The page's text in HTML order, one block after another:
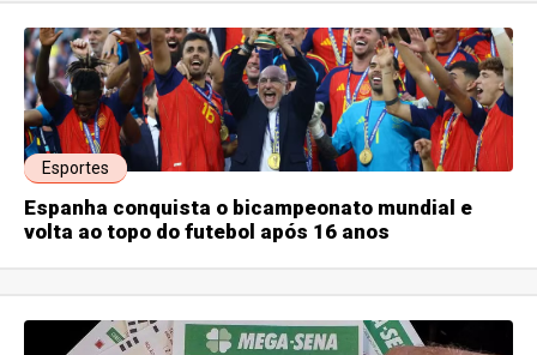
Esportes
Espanha conquista o bicampeonato mundial e
volta ao topo do futebol após 16 anos